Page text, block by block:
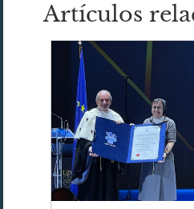
Artículos